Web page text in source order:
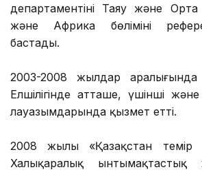
департаментінің Таяу және
және Африка бөлімінің
бастады.
2003-2008 жылдар
Елшілігінде атташе, үшінші
лауазымдарында қызмет етті.
2008 жылы «Қазақстан
Халықаралық